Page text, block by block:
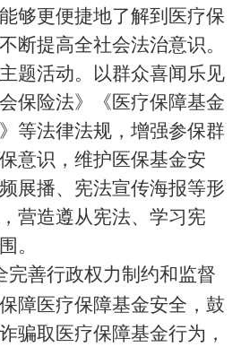
够更便捷地了解到医疗保
断提高全社会法治意识。
题活动。以群众喜闻乐见
保险法》《医疗保障基金
等法律法规，增强参保群
意识，维护医保基金安
展播、宪法宣传海报等形
营造遵从宪法、学习宪
。
完善行政权力制约和监督
障医疗保障基金安全，鼓
骗取医疗保障基金行为，